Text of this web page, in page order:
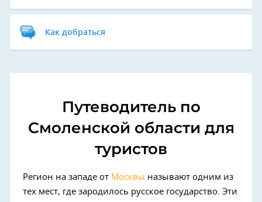
Как добраться
Путеводитель по
Смоленской области для
туристов
Регион на западе от Москвы называют одним из
тех мест, где зародилось русское государство. Эти